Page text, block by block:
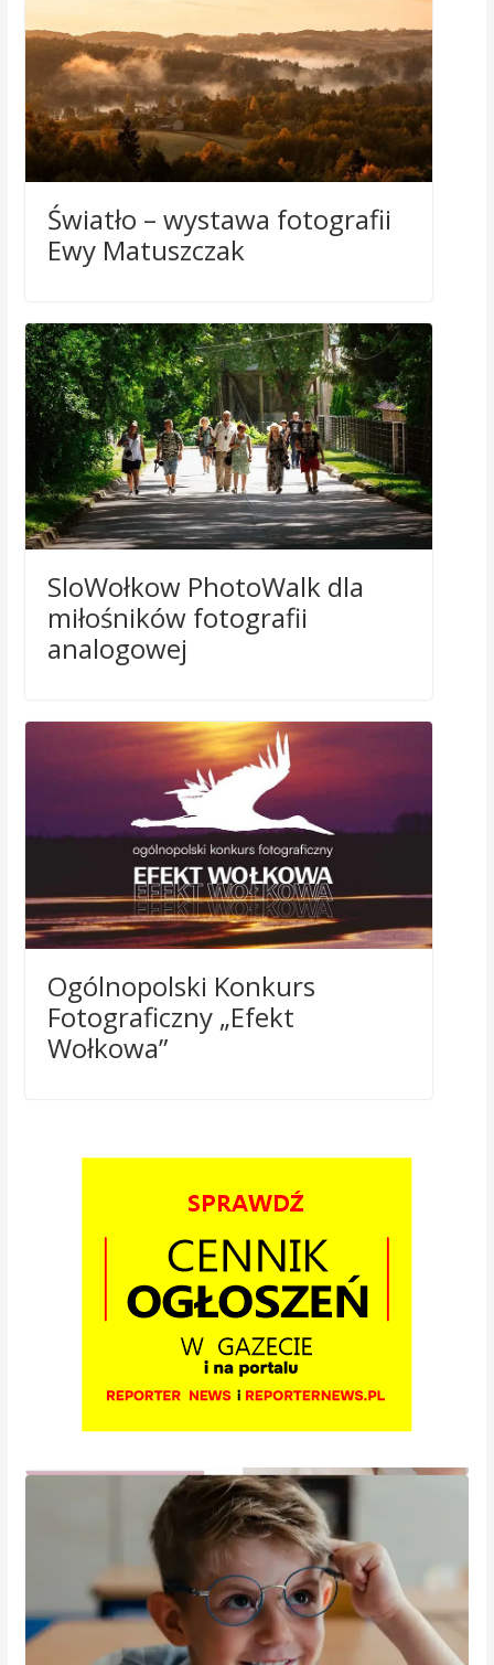
Światło – wystawa fotografii
Ewy Matuszczak
SloWołkow PhotoWalk dla
miłośników fotografii
analogowej
Ogólnopolski Konkurs
Fotograficzny „Efekt
Wołkowa”